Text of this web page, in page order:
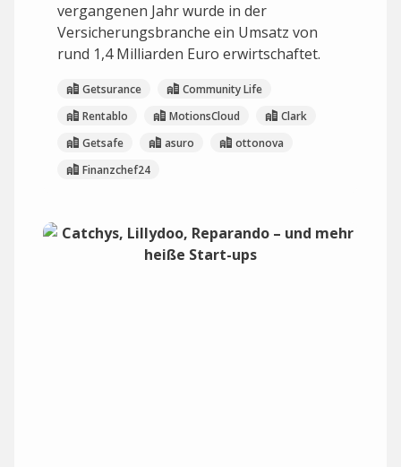
vergangenen Jahr wurde in der
Versicherungsbranche ein Umsatz von
rund 1,4 Milliarden Euro erwirtschaftet.
Getsurance
Community Life
Rentablo
MotionsCloud
Clark
Getsafe
asuro
ottonova
Finanzchef24